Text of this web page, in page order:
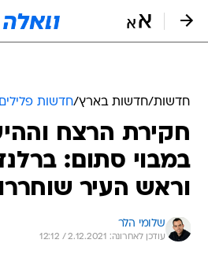
חדשות/חדשות בארץ/חדשות
חקירת הרצח
במבוי סתום:
וראש העיר
שלומי הלר
עודכן לאחרונה: 2.12.2021 / 12:12